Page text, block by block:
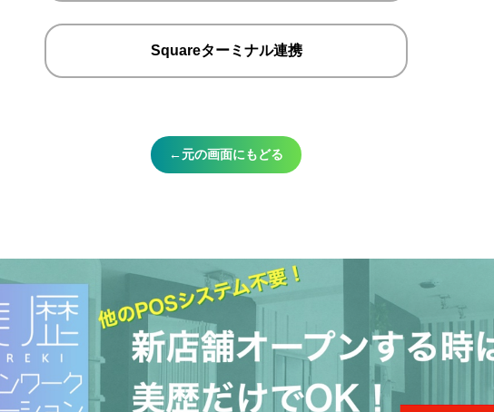
Squareターミナル連携
←元の画面にもどる